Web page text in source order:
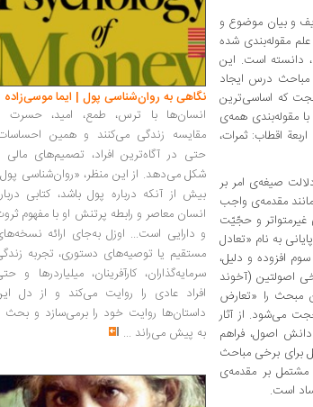
و بیان موضوع و
مقوله‌بندی شده
دانسته است. این
مباحث درس ایجاد
که اساسی‌ترین
مقوله‌بندی همه‌ی
اقطاب: ثمرات،
صیغه‌ی امر بر
خاص 2) ملازمات عقلیه مانند مقدمه‌ی واجب
غیرمتواتر و حجّیّت
به نام «تعادل
افزوده و دلیل،
اصولتین (آخوند
مبحث را «تعارض
می‌شود. از آثار
اصول، فراهم
برای برخی مباحث
مشتمل بر مقدمه‌ی
است.
نگاهی به روان‌شناسی پول | ایما موسی‌زاده
انسان‌ها با ترس، طمع، امید، حسرت
مقایسه زندگی می‌کنند و همین
حتی در آگاه‌ترین افراد، تصمیم‌های مالی
شکل می‌دهد. از این منظر، «روان‌شناسی
بیش از آنکه درباره پول باشد، کتابی
انسان معاصر و رابطه پرتنش او با مفهوم
و دارایی است... اوزل به‌جای ارائه
مستقیم یا توصیه‌های دستوری، تجربه
سرمایه‌گذاران، کارآفرینان، میلیاردرها و
افراد عادی را روایت می‌کند و از دل
داستان‌ها روایت خود را برمی‌سازد و بحث
به پیش می‌راند ...